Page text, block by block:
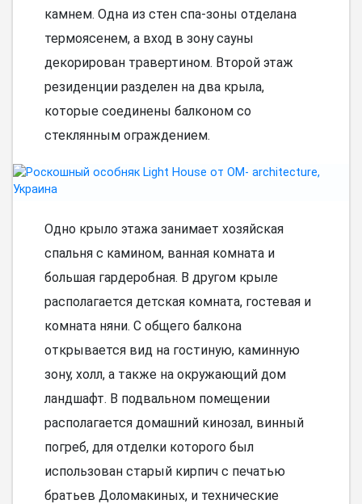
камнем. Одна из стен спа-зоны отделана
термоясенем, а вход в зону сауны
декорирован травертином. Второй этаж
резиденции разделен на два крыла,
которые соединены балконом со
стеклянным ограждением.
Одно крыло этажа занимает хозяйская
спальня с камином, ванная комната и
большая гардеробная. В другом крыле
располагается детская комната, гостевая и
комната няни. С общего балкона
открывается вид на гостиную, каминную
зону, холл, а также на окружающий дом
ландшафт. В подвальном помещении
располагается домашний кинозал, винный
погреб, для отделки которого был
использован старый кирпич с печатью
братьев Доломакиных, и технические